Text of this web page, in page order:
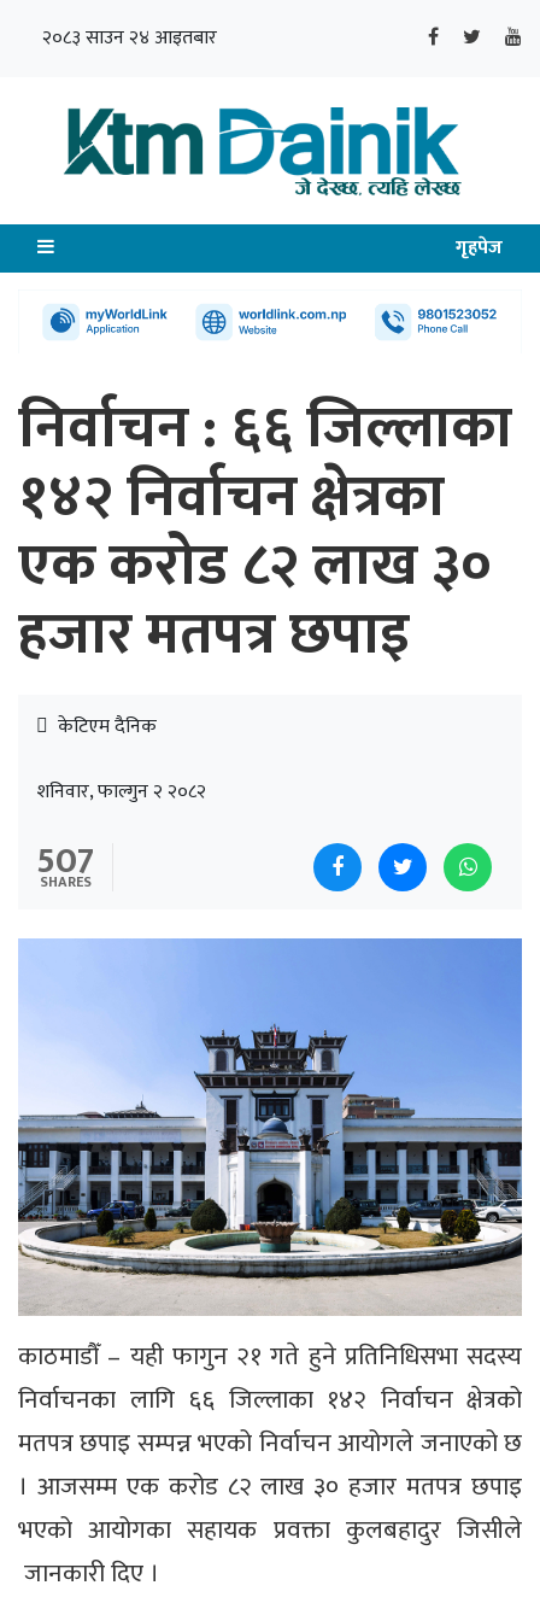
२०८३ साउन २४ आइतबार
गृहपेज
निर्वाचन : ६६ जिल्लाका
१४२ निर्वाचन क्षेत्रका
एक करोड ८२ लाख ३०
हजार मतपत्र छपाइ
केटिएम दैनिक
शनिवार, फाल्गुन २ २०८२
507
SHARES
काठमाडौँ – यही फागुन २१ गते हुने प्रतिनिधिसभा सदस्य
निर्वाचनका लागि ६६ जिल्लाका १४२ निर्वाचन क्षेत्रको
मतपत्र छपाइ सम्पन्न भएको निर्वाचन आयोगले जनाएको छ
। आजसम्म एक करोड ८२ लाख ३० हजार मतपत्र छपाइ
भएको आयोगका सहायक प्रवक्ता कुलबहादुर जिसीले
जानकारी दिए ।